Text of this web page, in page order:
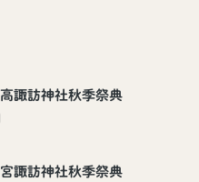
諏訪神社秋季祭典
諏訪神社秋季祭典